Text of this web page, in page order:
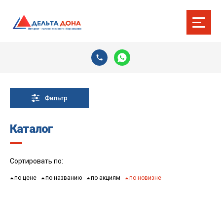
Фильтр
Каталог
Сортировать по:
по цене по названию по акциям по новизне